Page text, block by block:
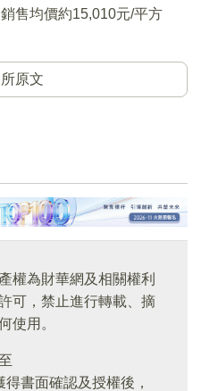
售均價約15,010元/平方
原文
權為財華網及相關權利
可，禁止進行轉載、摘
使用。
得書面確認及授權後，